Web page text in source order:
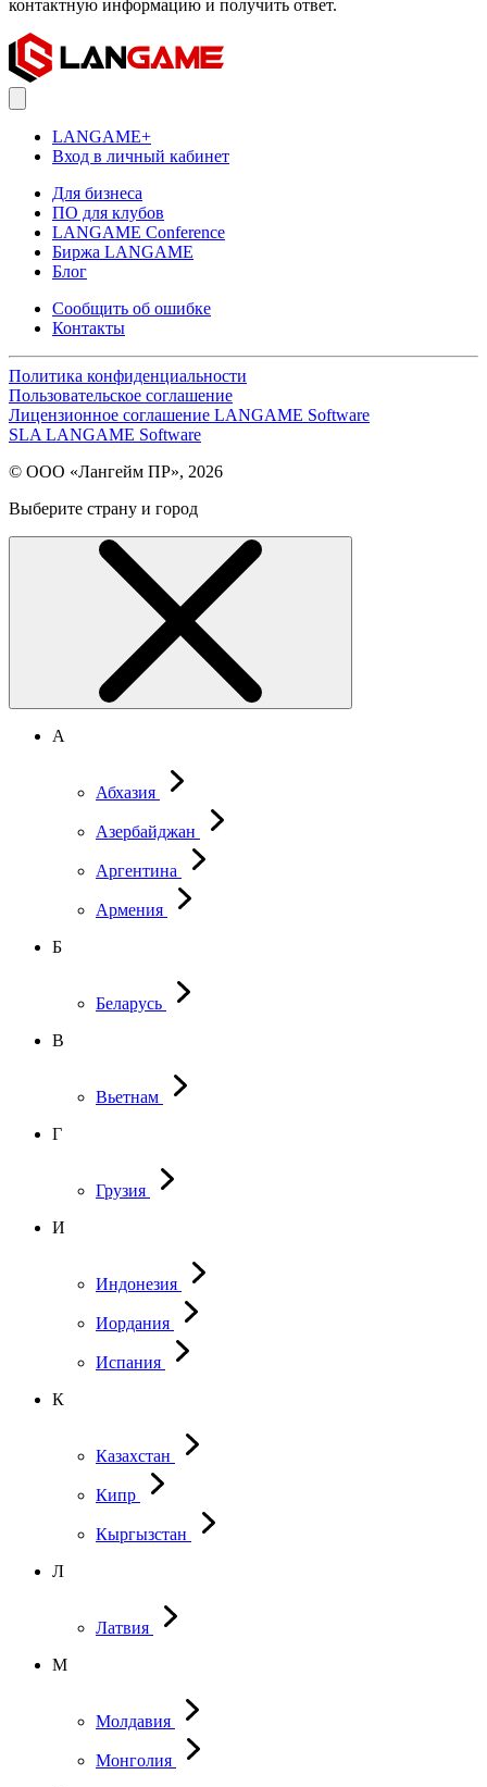
контактную информацию и получить ответ.
LANGAME+
Вход в личный кабинет
Для бизнеса
ПО для клубов
LANGAME Conference
Биржа LANGAME
Блог
Сообщить об ошибке
Контакты
Политика конфиденциальности
Пользовательское соглашение
Лицензионное соглашение LANGAME Software
SLA LANGAME Software
© ООО «Лангейм ПР», 2026
Выберите страну и город
А
Абхазия
Азербайджан
Аргентина
Армения
Б
Беларусь
В
Вьетнам
Г
Грузия
И
Индонезия
Иордания
Испания
К
Казахстан
Кипр
Кыргызстан
Л
Латвия
М
Молдавия
Монголия